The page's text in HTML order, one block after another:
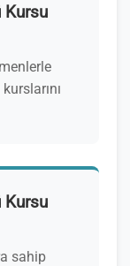
Kursu
Kursu
sahip